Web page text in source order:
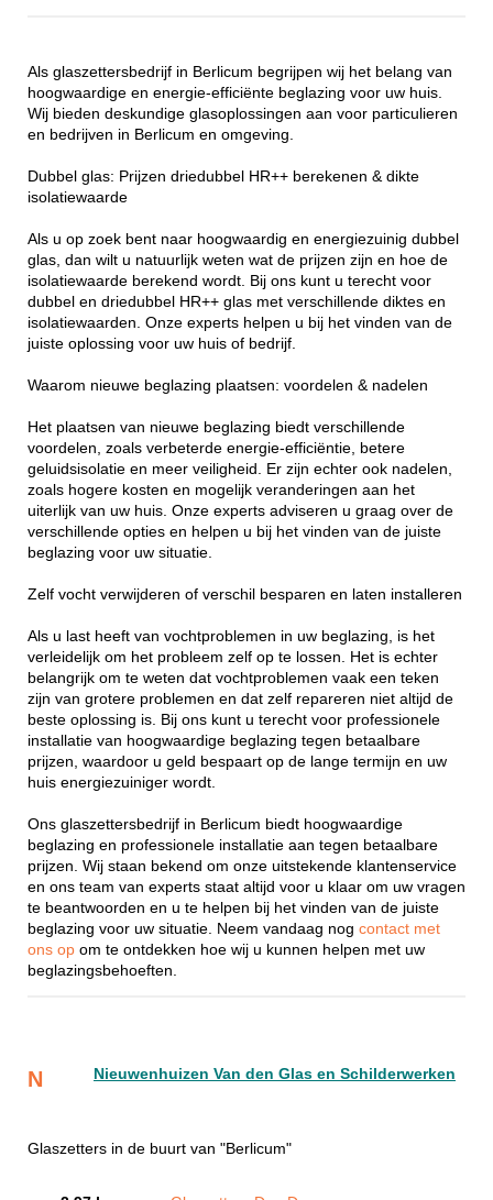
Als glaszettersbedrijf in Berlicum begrijpen wij het belang van
hoogwaardige en energie-efficiënte beglazing voor uw huis.
Wij bieden deskundige glasoplossingen aan voor particulieren
en bedrijven in Berlicum en omgeving.
Dubbel glas: Prijzen driedubbel HR++ berekenen & dikte
isolatiewaarde
Als u op zoek bent naar hoogwaardig en energiezuinig dubbel
glas, dan wilt u natuurlijk weten wat de prijzen zijn en hoe de
isolatiewaarde berekend wordt. Bij ons kunt u terecht voor
dubbel en driedubbel HR++ glas met verschillende diktes en
isolatiewaarden. Onze experts helpen u bij het vinden van de
juiste oplossing voor uw huis of bedrijf.
Waarom nieuwe beglazing plaatsen: voordelen & nadelen
Het plaatsen van nieuwe beglazing biedt verschillende
voordelen, zoals verbeterde energie-efficiëntie, betere
geluidsisolatie en meer veiligheid. Er zijn echter ook nadelen,
zoals hogere kosten en mogelijk veranderingen aan het
uiterlijk van uw huis. Onze experts adviseren u graag over de
verschillende opties en helpen u bij het vinden van de juiste
beglazing voor uw situatie.
Zelf vocht verwijderen of verschil besparen en laten installeren
Als u last heeft van vochtproblemen in uw beglazing, is het
verleidelijk om het probleem zelf op te lossen. Het is echter
belangrijk om te weten dat vochtproblemen vaak een teken
zijn van grotere problemen en dat zelf repareren niet altijd de
beste oplossing is. Bij ons kunt u terecht voor professionele
installatie van hoogwaardige beglazing tegen betaalbare
prijzen, waardoor u geld bespaart op de lange termijn en uw
huis energiezuiniger wordt.
Ons glaszettersbedrijf in Berlicum biedt hoogwaardige
beglazing en professionele installatie aan tegen betaalbare
prijzen. Wij staan bekend om onze uitstekende klantenservice
en ons team van experts staat altijd voor u klaar om uw vragen
te beantwoorden en u te helpen bij het vinden van de juiste
beglazing voor uw situatie. Neem vandaag nog contact met
ons op om te ontdekken hoe wij u kunnen helpen met uw
beglazingsbehoeften.
N Nieuwenhuizen Van den Glas en Schilderwerken
Glaszetters in de buurt van "Berlicum"